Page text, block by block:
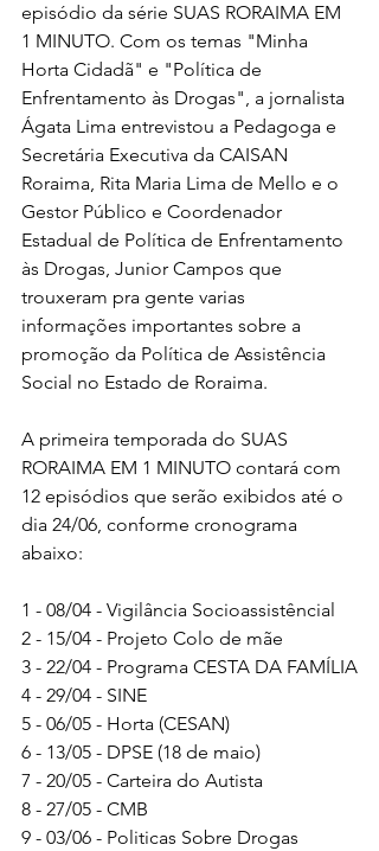
episódio da série SUAS RORAIMA EM
1 MINUTO. Com os temas "Minha
Horta Cidadã" e "Política de
Enfrentamento às Drogas", a jornalista
Ágata Lima entrevistou a Pedagoga e
Secretária Executiva da CAISAN
Roraima, Rita Maria Lima de Mello e o
Gestor Público e Coordenador
Estadual de Política de Enfrentamento
às Drogas, Junior Campos que
trouxeram pra gente varias
informações importantes sobre a
promoção da Política de Assistência
Social no Estado de Roraima.
A primeira temporada do SUAS
RORAIMA EM 1 MINUTO contará com
12 episódios que serão exibidos até o
dia 24/06, conforme cronograma
abaixo:
1 - 08/04 - Vigilância Socioassistêncial
2 - 15/04 - Projeto Colo de mãe
3 - 22/04 - Programa CESTA DA FAMÍLIA
4 - 29/04 - SINE
5 - 06/05 - Horta (CESAN)
6 - 13/05 - DPSE (18 de maio)
7 - 20/05 - Carteira do Autista
8 - 27/05 - CMB
9 - 03/06 - Politicas Sobre Drogas